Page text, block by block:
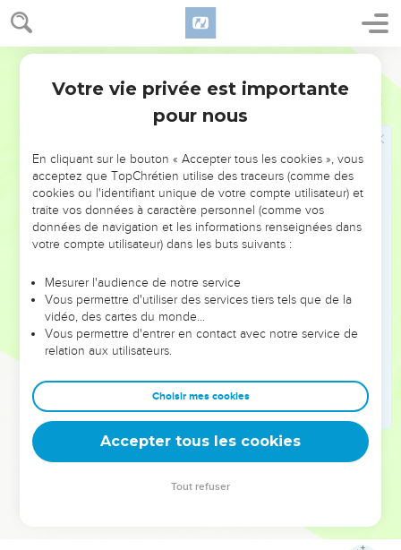
Lévitique 27
Mais s'il est de bêtes souillées, il le rachètera selon ton
estimation, et il ajoutera à ton estimation un cinquième ; et
s'il n'est point racheté, il sera vendu selon ton estimation.
Or nul interdit que quelqu'un aura dévoué à l'Eternel par
interdit, de tout ce qui est sien, soit homme, ou bête, ou
champ de sa possession, ne se vendra, ni ne se rachètera ;
Nul interdit dévoué par interdit d'entre les hommes, ne se
rachètera, mais on le fera mourir de mort.
Or toute dîme de la terre, tant du grain de la terre que du
fruit des arbres, est à l'Eternel ; c'est une sainteté à l'Eternel.
soit quelque chose de sa dîme, il y ajoutera le cinquième par
dessus.
Mais toute dîme de boeufs, de brebis et de chèvres,
[savoir] tout ce qui passe sous la verge, qui est le dixième,
sera sanctifié à l'Eternel.
On ne choisira point le bon ou le mauvais, et on n'en
mettra point d'autre en sa place ; que si on le fait en quelque
sorte que ce soit, la bête changée et l'autre qui aura été mise
Votre vie privée est importante
pour nous
En cliquant sur le bouton « Accepter tous les cookies », vous
acceptez que TopChrétien utilise des traceurs (comme des
cookies ou l'identifiant unique de votre compte utilisateur) et
traite vos données à caractère personnel (comme vos
données de navigation et les informations renseignées dans
votre compte utilisateur) dans les buts suivants :
Mesurer l'audience de notre service
Vous permettre d'utiliser des services tiers tels que de la
vidéo, des cartes du monde…
Vous permettre d'entrer en contact avec notre service de
relation aux utilisateurs.
Choisir mes cookies
Accepter tous les cookies
Tout refuser